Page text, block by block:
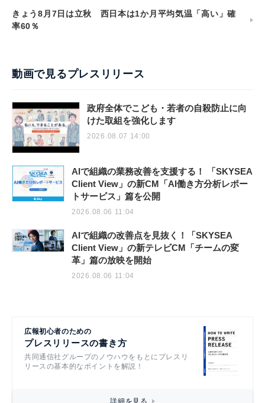
きょう8月7日は立秋 西日本は1か月平均気温「高い」確
率60％
動画で見るプレスリリース
政府全体でこども・若者の自殺防止に向
けた取組を強化します
2026.08.07 14:00
AIで組織の業務改善を支援する！ 「SKYSEA
Client View」の新CM「AI働き方分析レポー
トサービス」篇を公開
2026.08.06 11:04
AIで組織の改善点を見抜く！「SKYSEA
Client View」の新テレビCM「チームの変
革」篇の放映を開始
2026.08.06 11:04
広報初心者のための
プレスリリースの書き方
共同通信社グループのノウハウをもとにプレスリ
リースの基本的なポイントを解説！